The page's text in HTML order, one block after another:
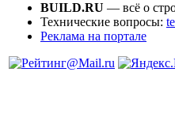
BUILD.RU — всё о
Технические вопросы:
Реклама на портале